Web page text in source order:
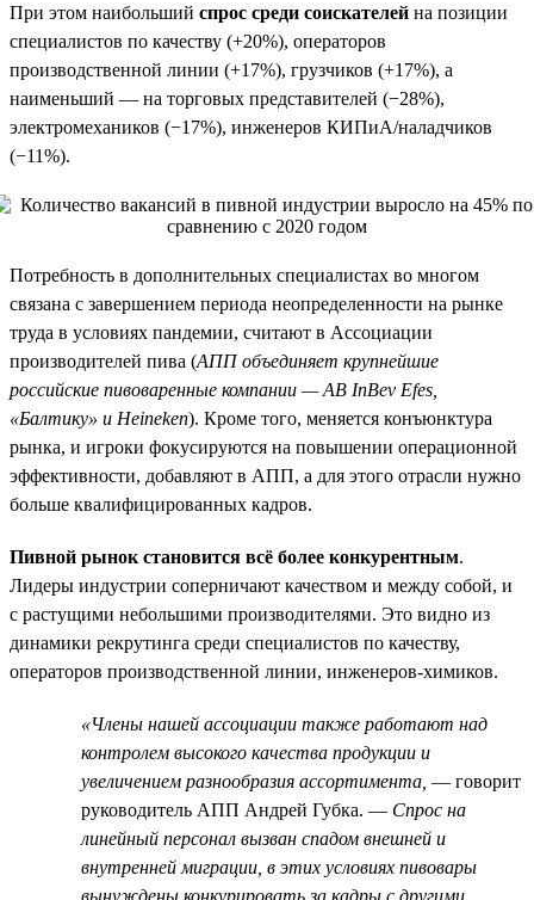
При этом наибольший спрос среди соискателей на позиции
специалистов по качеству (+20%), операторов
производственной линии (+17%), грузчиков (+17%), а
наименьший — на торговых представителей (−28%),
электромехаников (−17%), инженеров КИПиА/наладчиков
(−11%).
Потребность в дополнительных специалистах во многом
связана с завершением периода неопределенности на рынке
труда в условиях пандемии, считают в Ассоциации
производителей пива (АПП объединяет крупнейшие
российские пивоваренные компании — AB InBev Efes,
«Балтику» и Heineken). Кроме того, меняется конъюнктура
рынка, и игроки фокусируются на повышении операционной
эффективности, добавляют в АПП, а для этого отрасли нужно
больше квалифицированных кадров.
Пивной рынок становится всё более конкурентным.
Лидеры индустрии соперничают качеством и между собой, и
с растущими небольшими производителями. Это видно из
динамики рекрутинга среди специалистов по качеству,
операторов производственной линии, инженеров-химиков.
«Члены нашей ассоциации также работают над
контролем высокого качества продукции и
увеличением разнообразия ассортимента, — говорит
руководитель АПП Андрей Губка. — Спрос на
линейный персонал вызван спадом внешней и
внутренней миграции, в этих условиях пивовары
вынуждены конкурировать за кадры с другими